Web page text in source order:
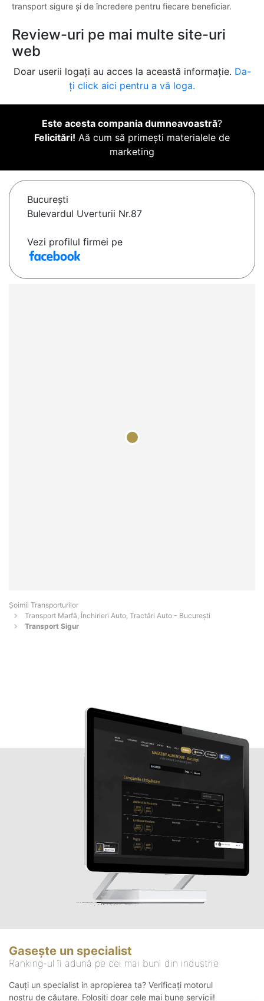
transport sigure şi de încredere pentru fiecare beneficiar.
Review-uri pe mai multe site-uri
web
Doar userii logați au acces la această informație. Da-
ți click aici pentru a vă loga.
Este acesta compania dumneavoastră?
Felicitări! Aă cum să primești materialele de
marketing
Bucureşti
Bulevardul Uverturii Nr.87
Vezi profilul firmei pe
Șoimii Transporturilor
Transport Marfă, Închirieri Auto, Tractări Auto - Bucureşti
Transport Sigur
Gasește un specialist
Ranking-ul îi adună pe cei mai buni din industrie
Cauți un specialist in apropierea ta? Verificați motorul
nostru de căutare. Folosiți doar cele mai bune servicii!